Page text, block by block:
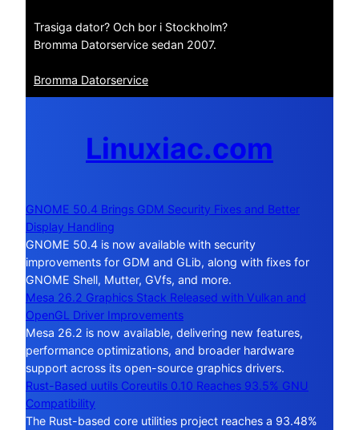
Trasiga dator? Och bor i Stockholm?
Bromma Datorservice sedan 2007.
Bromma Datorservice
Linuxiac.com
GNOME 50.4 Brings GDM Security Fixes and Better
Display Handling
GNOME 50.4 is now available with security
improvements for GDM and GLib, along with fixes for
GNOME Shell, Mutter, GVfs, and more.
Mesa 26.2 Graphics Stack Released with Vulkan and
OpenGL Driver Improvements
Mesa 26.2 is now available, delivering new features,
performance optimizations, and broader hardware
support across its open-source graphics drivers.
Rust-Based uutils Coreutils 0.10 Reaches 93.5% GNU
Compatibility
The Rust-based core utilities project reaches a 93.48%